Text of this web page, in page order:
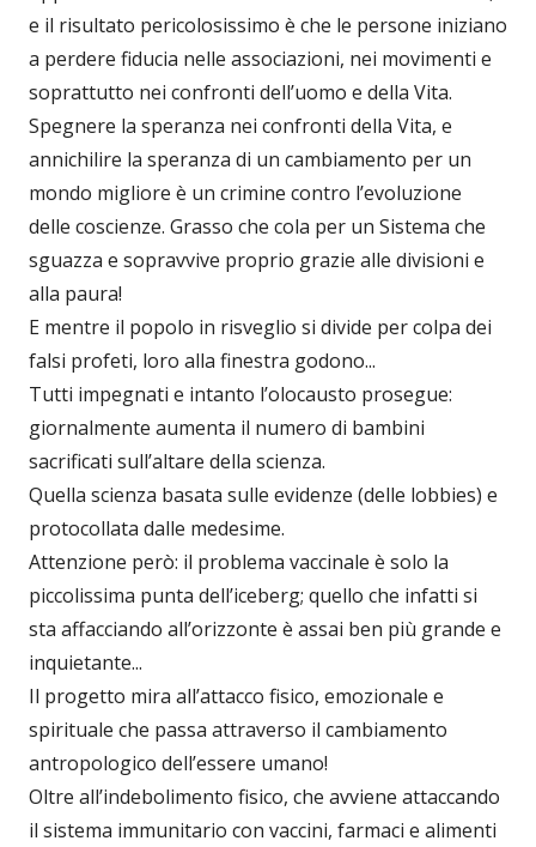
e il risultato pericolosissimo è che le persone iniziano
a perdere fiducia nelle associazioni, nei movimenti e
soprattutto nei confronti dell’uomo e della Vita.
Spegnere la speranza nei confronti della Vita, e
annichilire la speranza di un cambiamento per un
mondo migliore è un crimine contro l’evoluzione
delle coscienze. Grasso che cola per un Sistema che
sguazza e sopravvive proprio grazie alle divisioni e
alla paura!
E mentre il popolo in risveglio si divide per colpa dei
falsi profeti, loro alla finestra godono...
Tutti impegnati e intanto l’olocausto prosegue:
giornalmente aumenta il numero di bambini
sacrificati sull’altare della scienza.
Quella scienza basata sulle evidenze (delle lobbies) e
protocollata dalle medesime.
Attenzione però: il problema vaccinale è solo la
piccolissima punta dell’iceberg; quello che infatti si
sta affacciando all’orizzonte è assai ben più grande e
inquietante...
Il progetto mira all’attacco fisico, emozionale e
spirituale che passa attraverso il cambiamento
antropologico dell’essere umano!
Oltre all’indebolimento fisico, che avviene attaccando
il sistema immunitario con vaccini, farmaci e alimenti